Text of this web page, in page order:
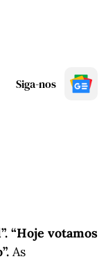
Siga-nos
“Hoje votamos
As